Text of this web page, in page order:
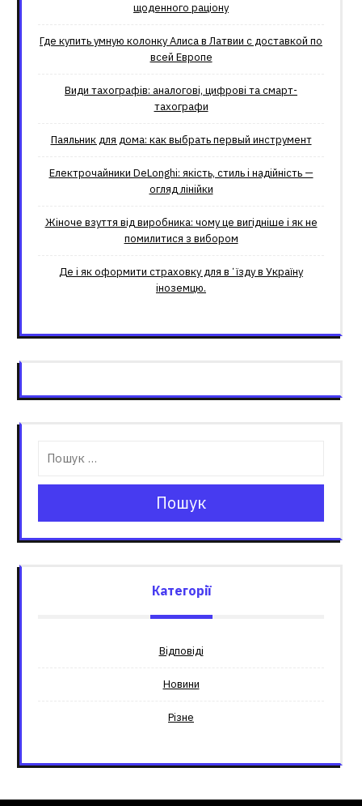
щоденного раціону
Где купить умную колонку Алиса в Латвии с доставкой по
всей Европе
Види тахографів: аналогові, цифрові та смарт-
тахографи
Паяльник для дома: как выбрать первый инструмент
Електрочайники DeLonghi: якість, стиль і надійність —
огляд лінійки
Жіноче взуття від виробника: чому це вигідніше і як не
помилитися з вибором
Де і як оформити страховку для вʼїзду в Україну
іноземцю.
Пошук
Категорії
Відповіді
Новини
Різне